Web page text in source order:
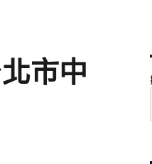
市中